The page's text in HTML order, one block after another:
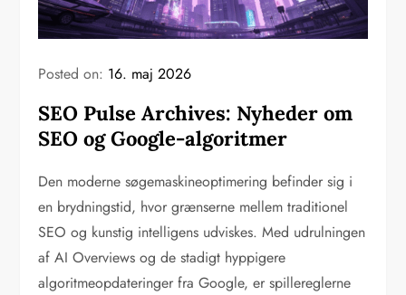
Posted on: 16. maj 2026
SEO Pulse Archives: Nyheder om
SEO og Google-algoritmer
Den moderne søgemaskineoptimering befinder sig i
en brydningstid, hvor grænserne mellem traditionel
SEO og kunstig intelligens udviskes. Med udrulningen
af AI Overviews og de stadigt hyppigere
algoritmeopdateringer fra Google, er spillereglerne